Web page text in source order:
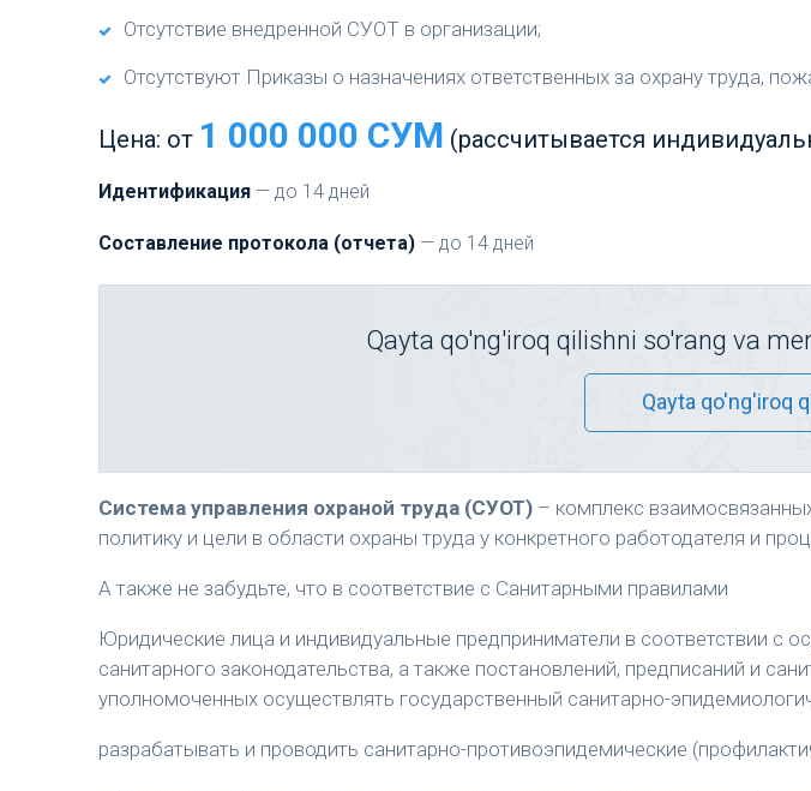
Отсутствие внедренной СУОТ в организации;
Отсутствуют Приказы о назначениях ответственных за охрану труда,
Цена: от 1 000 000 СУМ (рассчитывается
Идентификация — до 14 дней
Составление протокола (отчета) — до 14 дней
Qayta qo'ng'iroq qilishni so'rang va
Qayta qo'ng'iroq
Система управления охраной труда (СУОТ) – комплекс
политику и цели в области охраны труда у конкретного работодателя и
А также не забудьте, что в соответствие с Санитарными правилами
Юридические лица и индивидуальные предприниматели в соответствии с
санитарного законодательства, а также постановлений, предписаний и
уполномоченных осуществлять государственный санитарно-
разрабатывать и проводить санитарно-противоэпидемические